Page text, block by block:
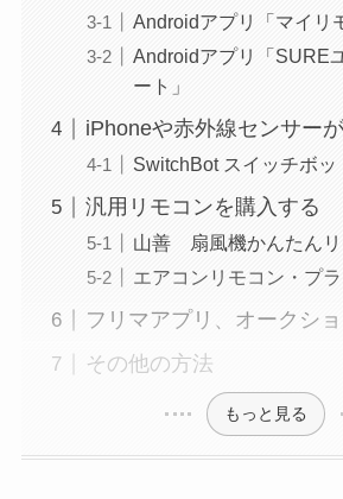
Androidアプリ「マイリ
Androidアプリ「SURE
ート」
iPhoneや赤外線センサー
SwitchBot スイッチボッ
汎用リモコンを購入する
山善 扇風機かんたんリ
エアコンリモコン・プ
フリマアプリ、オークシ
その他の方法
もっと見る